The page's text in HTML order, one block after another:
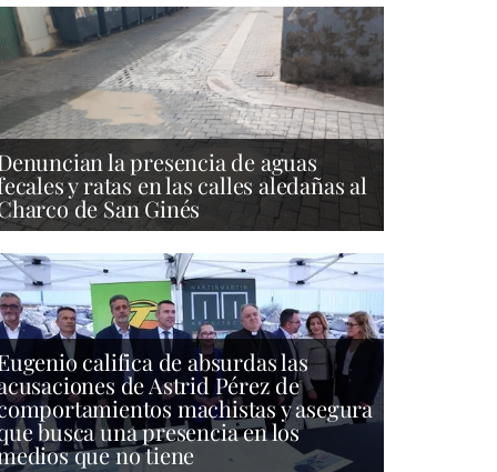
la presencia de aguas
y ratas en las calles aledañas al
de San Ginés
califica de absurdas las
de Astrid Pérez de
machistas y asegura
busca una presencia en los
que no tiene